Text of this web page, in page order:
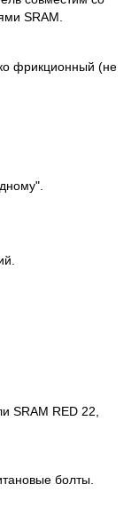
SRAM.
фрикционный (не
SRAM RED 22,
болты.